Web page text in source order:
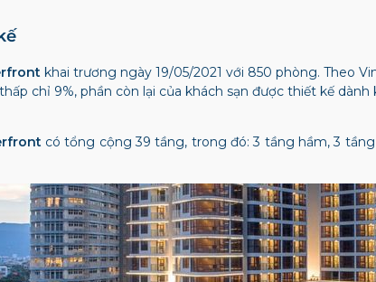
khai trương ngày 19/05/2021 với 850 phòng. Theo
chỉ 9%, phần còn lại của khách sạn được thiết kế
có tổng cộng 39 tầng, trong đó: 3 tầng hầm, 3